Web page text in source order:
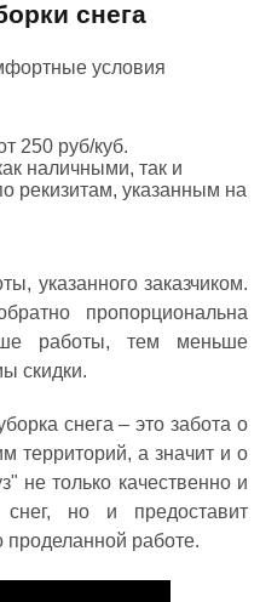
снега
условия
250 руб/куб.
наличными, так и
рекизитам, указанным на
указанного заказчиком.
пропорциональна
работы, тем меньше
скидки.
снега– это забота о
территорий, а значит и о
не только качественно и
но и предоставит
работе.